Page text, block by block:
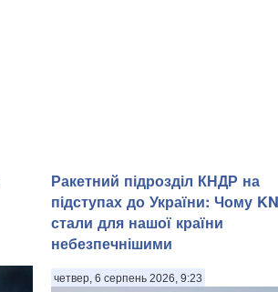
Ракетний підрозділ КНДР на
підступах до України: Чому
стали для нашої країни
небезпечнішими
четвер, 6 серпень 2026, 9:23